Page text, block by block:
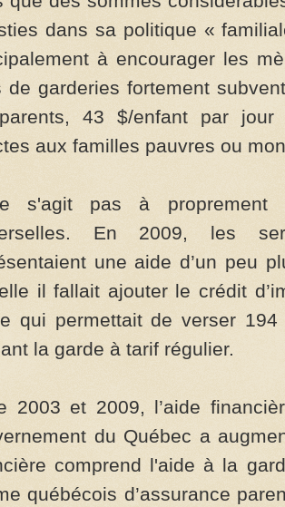
dans sa politique «
à encourager les
de garderies fortement
43 $/enfant par
aux familles pauvres ou
s'agit pas à proprement
En 2009, les
une aide d’un peu
il fallait ajouter le crédit
qui permettait de verser
la garde à tarif régulier.
2003 et 2009, l’aide
du Québec a
comprend l'aide à la
québécois d’assurance